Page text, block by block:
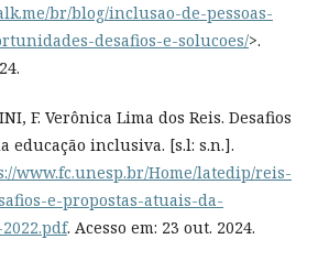
br/blog/inclusao-de-pessoas-
desafios-e-solucoes/>.
F. Verônica Lima dos Reis. Desafios
educação inclusiva. [s.l: s.n.].
www.fc.unesp.br/Home/latedip/reis-
e-propostas-atuais-da-
. Acesso em: 23 out. 2024.